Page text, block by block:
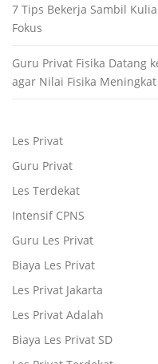
7 Tips Bekerja Sambil
Fokus
Guru Privat Fisika Datang
agar Nilai Fisika Meningkat
Les Privat
Guru Privat
Les Terdekat
Intensif CPNS
Guru Les Privat
Biaya Les Privat
Les Privat Jakarta
Les Privat Adalah
Biaya Les Privat SD